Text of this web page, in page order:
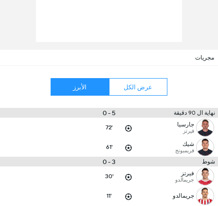
مجريات
عرض الكل الأبرز
نهاية ال 90 دقيقة 5 - 0
جارسيا
فيرتز 72'
شيك
فريمبونج 61'
شوط 3 - 0
فيرتز
جريمالدو 30'
جريمالدو 11'